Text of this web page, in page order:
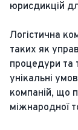
юрисдикцій
Логістична
таких як
процедури та
унікальні
компаній, що
міжнародної